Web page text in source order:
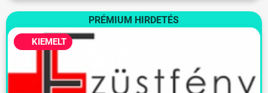
PRÉMIUM HIRDETÉS
KIEMELT